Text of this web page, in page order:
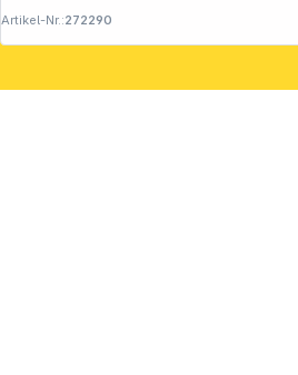
Artikel-Nr.:272290